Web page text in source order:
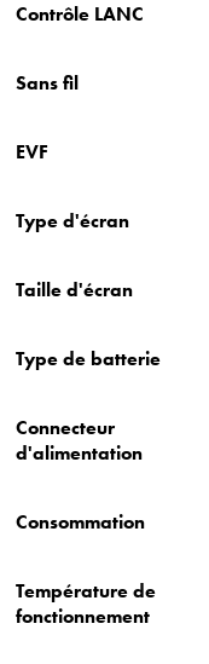
Contrôle LANC
Sans fil
EVF
Type d'écran
Taille d'écran
Type de batterie
Connecteur
d'alimentation
Consommation
Température de
fonctionnement